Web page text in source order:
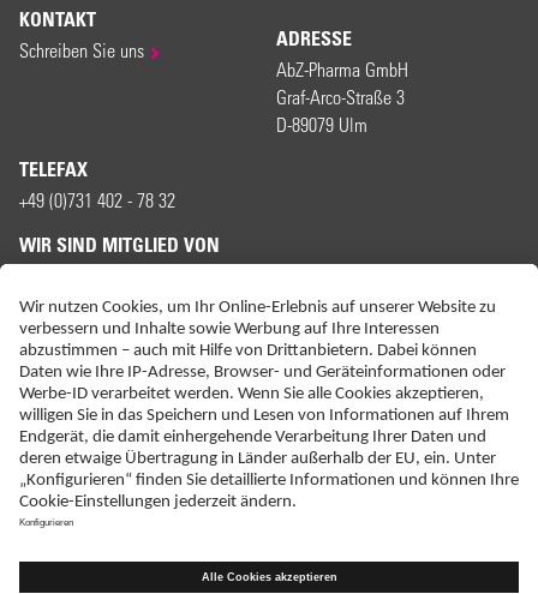
KONTAKT
Schreiben Sie uns ADRESSE
AbZ-Pharma GmbH
Graf-Arco-Straße 3
D-89079 Ulm
TELEFAX
+49 (0)731 402 - 78 32
WIR SIND MITGLIED VON
ERKLÄRUNG ZUR BARRIEREFREIHEIT
IMPRESSUM
KONTAKT
NEBENWIRKUNGSANZEIGEN